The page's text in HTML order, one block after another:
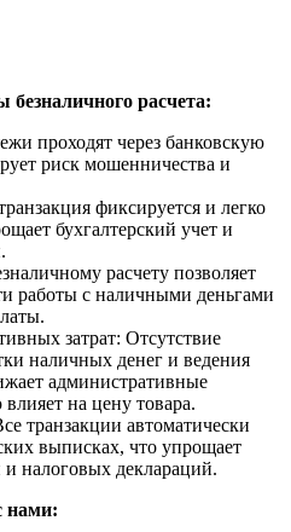
расчета:
проходят через банковскую
риск мошенничества и
фиксируется и легко
бухгалтерский учет и
расчету позволяет
работы с наличными деньгами
затрат: Отсутствие
наличных денег и ведения
административные
на цену товара.
транзакции автоматически
выписках, что упрощает
и налоговых деклараций.
нами: